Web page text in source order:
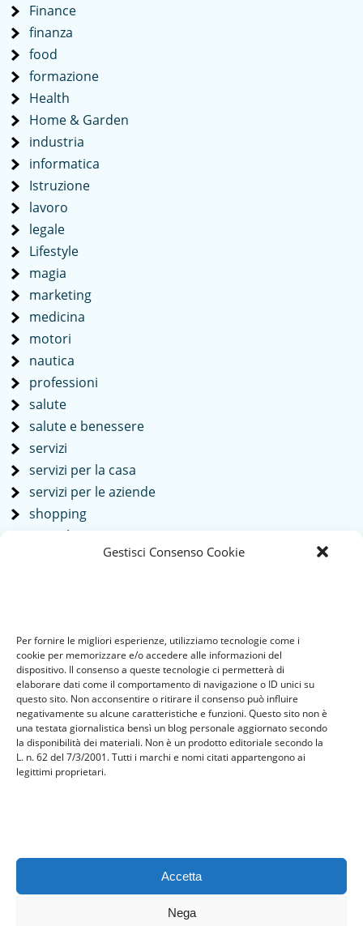
Gestisci Consenso Cookie
Per fornire le migliori esperienze, utilizziamo tecnologie come i
cookie per memorizzare e/o accedere alle informazioni del
dispositivo. Il consenso a queste tecnologie ci permetterà di
elaborare dati come il comportamento di navigazione o ID unici su
questo sito. Non acconsentire o ritirare il consenso può influire
negativamente su alcune caratteristiche e funzioni. Questo sito non è
una testata giornalistica bensì un blog personale aggiornato secondo
la disponibilità dei materiali. Non è un prodotto editoriale secondo la
L. n. 62 del 7/3/2001. Tutti i marchi e nomi citati appartengono ai
legittimi proprietari.
Accetta
Nega
Finance
finanza
food
formazione
Health
Home & Garden
industria
informatica
Istruzione
lavoro
legale
Lifestyle
magia
marketing
medicina
motori
nautica
professioni
salute
salute e benessere
servizi
servizi per la casa
servizi per le aziende
shopping
società
Uncategorized
viaggi
web
web marketing
wedding
Meta